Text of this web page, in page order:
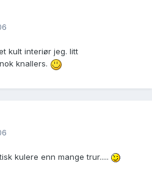
kult interiør jeg. litt
knallers.
kulere enn mange trur.....